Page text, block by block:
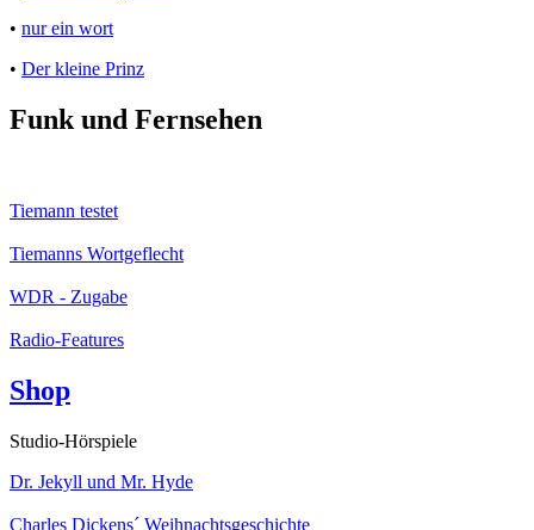
• nur ein wort
• Der kleine Prinz
Funk und Fernsehen
Tiemann testet
Tiemanns Wortgeflecht
WDR - Zugabe
Radio-Features
Shop
Studio-Hörspiele
Dr. Jekyll und Mr. Hyde
Charles Dickens´ Weihnachtsgeschichte